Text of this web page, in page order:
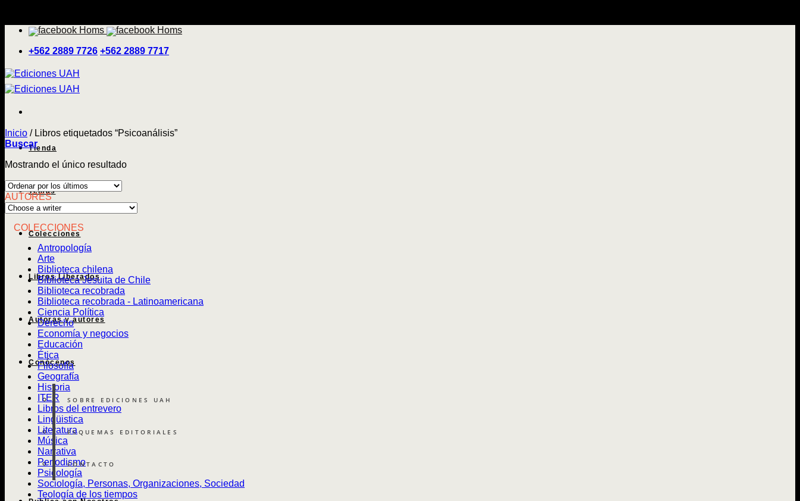
contenido
+562 2889 7726 +562 2889 7717
Tienda
Temas
Colecciones
Libros Liberados
Autoras y autores
Conócenos
SOBRE EDICIONES UAH
ESQUEMAS EDITORIALES
CONTACTO
Inicio /Libros etiquetados “Psicoanálisis”
Buscar
Mostrando el único resultado
AUTORES
COLECCIONES
Antropología
Arte
Biblioteca chilena
Biblioteca Jesuita de Chile
Biblioteca recobrada
Biblioteca recobrada - Latinoamericana
Ciencia Política
Derecho
Economía y negocios
Educación
Ética
Filosofía
Geografía
Historia
ITER
Libros del entrevero
Lingüistica
Literatura
Música
Narrativa
Periodismo
Psicología
Sociología, Personas, Organizaciones, Sociedad
Teología de los tiempos